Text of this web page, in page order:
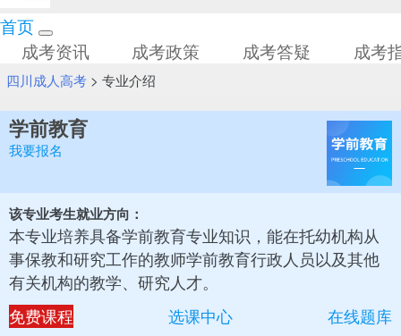
首页
成考资讯
成考政策 成考答疑 成考
四川成人高考> 专业介绍
学前教育
我要报名
该专业考生就业方向：
本专业培养具备学前教育专业知识，能在托幼机构从
事保教和研究工作的教师学前教育行政人员以及其他
有关机构的教学、研究人才。
免费课程
选课中心 在线题库